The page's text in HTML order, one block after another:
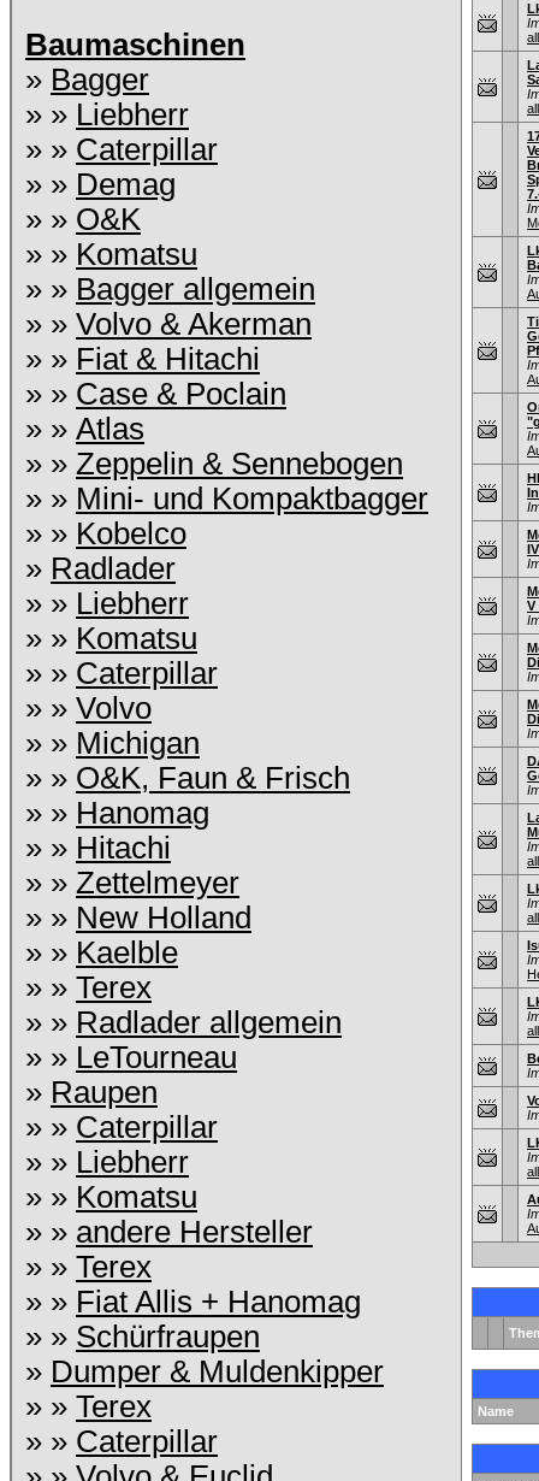
Baumaschinen
» Bagger
» » Liebherr
» » Caterpillar
» » Demag
» » O&K
» » Komatsu
» » Bagger allgemein
» » Volvo & Akerman
» » Fiat & Hitachi
» » Case & Poclain
» » Atlas
» » Zeppelin & Sennebogen
» » Mini- und Kompaktbagger
» » Kobelco
» Radlader
» » Liebherr
» » Komatsu
» » Caterpillar
» » Volvo
» » Michigan
» » O&K, Faun & Frisch
» » Hanomag
» » Hitachi
» » Zettelmeyer
» » New Holland
» » Kaelble
» » Terex
» » Radlader allgemein
» » LeTourneau
» Raupen
» » Caterpillar
» » Liebherr
» » Komatsu
» » andere Hersteller
» » Terex
» » Fiat Allis + Hanomag
» » Schürfraupen
» Dumper & Muldenkipper
» » Terex
» » Caterpillar
V
Name